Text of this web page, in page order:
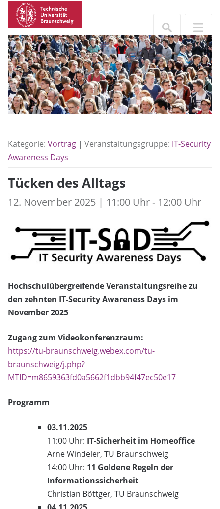
Kategorie: Vortrag | Veranstaltungsgruppe: IT-Security
Awareness Days
Tücken des Alltags
12. November 2025 | 11:00 Uhr - 12:00 Uhr
Hochschulübergreifende Veranstaltungsreihe zu
den zehnten IT-Security Awareness Days im
November 2025
Zugang zum Videokonferenzraum:
https://tu-braunschweig.webex.com/tu-
braunschweig/j.php?
MTID=m8659363fd0a5662f1dbb94f47ec50e17
Programm
03.11.2025
11:00 Uhr: IT-Sicherheit im Homeoffice
Arne Windeler, TU Braunschweig
14:00 Uhr: 11 Goldene Regeln der
Informationssicherheit
Christian Böttger, TU Braunschweig
04.11.2025